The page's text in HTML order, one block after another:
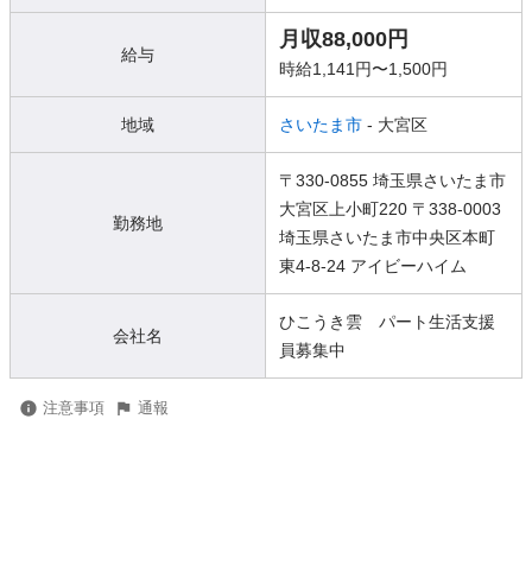
給与
月収88,000円
時給1,141円〜1,500円
地域 さいたま市 - 大宮区
勤務地
〒330-0855 埼玉県さいたま市
大宮区上小町220 〒338-0003
埼玉県さいたま市中央区本町
東4-8-24 アイビーハイム
会社名
ひこうき雲 パート生活支援
員募集中
注意事項 通報